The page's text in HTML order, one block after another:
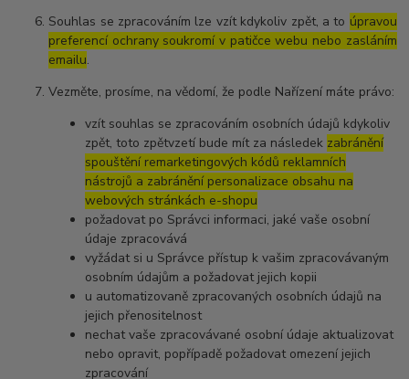
Souhlas se zpracováním lze vzít kdykoliv zpět, a to úpravou
preferencí ochrany soukromí v patičce webu nebo zasláním
emailu.
Vezměte, prosíme, na vědomí, že podle Nařízení máte právo:
vzít souhlas se zpracováním osobních údajů kdykoliv
zpět, toto zpětvzetí bude mít za následek zabránění
spouštění remarketingových kódů reklamních
nástrojů a zabránění personalizace obsahu na
webových stránkách e-shopu
požadovat po Správci informaci, jaké vaše osobní
údaje zpracovává
vyžádat si u Správce přístup k vašim zpracovávaným
osobním údajům a požadovat jejich kopii
u automatizovaně zpracovaných osobních údajů na
jejich přenositelnost
nechat vaše zpracovávané osobní údaje aktualizovat
nebo opravit, popřípadě požadovat omezení jejich
zpracování